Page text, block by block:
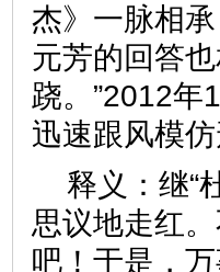
杰》一脉相
元芳的回答
跷。”2012年
迅速跟风模
释义：继“
思议地走红
吧！于是，